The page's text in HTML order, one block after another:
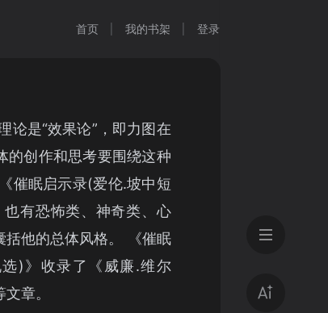
首页 我的书架 登录
论是“效果论”，即力图在
的创作和思考要围绕这种
催眠启示录(爱伦.坡中短
有恐怖类、神奇类、心
括他的总体风格。 《催眠
)》收录了《威廉.维尔
章。